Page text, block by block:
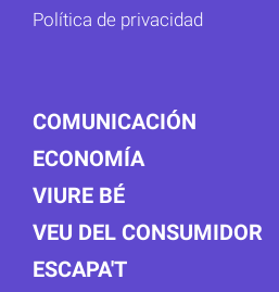
Política de privacidad
COMUNICACIÓN
ECONOMÍA
VIURE BÉ
VEU DEL CONSUMIDOR
ESCAPA'T